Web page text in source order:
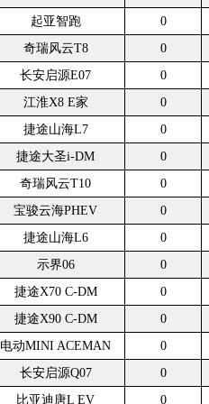
起亚智跑
0
奇瑞风云T8
0
长安启源E07
0
江淮X8 E家
0
捷途山海L7
0
捷途大圣i-DM
0
奇瑞风云T10
0
宝骏云海PHEV
0
捷途山海L6
0
示界06
0
捷途X70 C-DM
0
捷途X90 C-DM
0
电动MINI ACEMAN
0
长安启源Q07
0
比亚迪唐L EV 0